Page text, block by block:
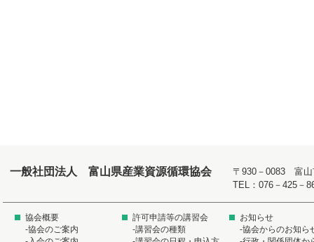
一般社団法人 富山県産業資源循環協会
〒930－0083 富山
TEL：076－425
協会概要
-協会のご案内
許可申請等の講習会
-講習会の種類
お知らせ
-協会からのお知ら